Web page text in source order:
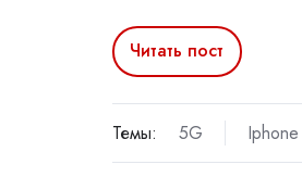
Читать пост
Темы: 5G Iphone